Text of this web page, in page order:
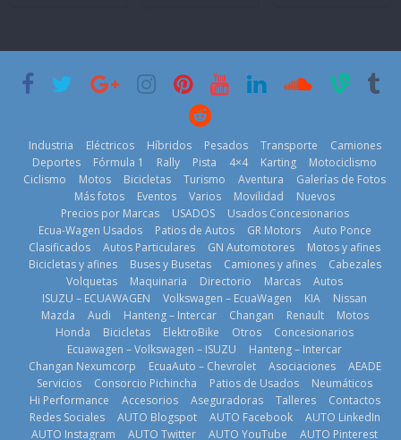
renovable
25 de julio de
Nuevo SUV
Honda ZR-V
Advanced
Hybrid para el
mercado local
23 de julio de
2026
Kia reúne a
jugadores de
fútbol de todo
el mundo en
‘Kia OMBC
Cup’
6 de mayo de
2026
3 de agosto de
La FEDAK
recibe 12
Sinotruk
Bolden para
cubrir las rutas
de La Vuelta
31 de julio de
2026
Industria Eléctricos Híbridos Pesados Transporte
Camiones
Deportes
Fórmula 1 Rally Pista 4×4 Karting
Motociclismo
Ciclismo
Motos Bicicletas Turismo Aventura
Galerías de Fotos
Más fotos
Eventos Varios Movilidad
Nuevos
Precios por Marcas
USADOS
Usados Concesionarios
Ecua-Wagen Usados
Patios de Autos GR Motors
Auto Ponce
Clasificados
Autos Particulares GN Automotores
Motos y afines
Bicicletas y afines
Buses y Busetas Camiones y afines
Cabezales
Volquetas
Maquinaria Directorio Marcas
Autos
ISUZU – ECUAWAGEN
Volkswagen – EcuaWagen KIA
Nissan
Mazda
Audi Hanteng – Intercar Changan Renault
Motos
Honda
Bicicletas ElektroBike Otros
Concesionarios
Ecuawagen – Volkswagen – ISUZU
Hanteng – Intercar
Changan Nexumcorp
EcuaAuto – Chevrolet Asociaciones
AEADE
Servicios
Consorcio Pichincha Patios de Usados
Neumáticos
Hi Performance
Accesorios Aseguradoras Talleres
Contactos
Redes Sociales
AUTO Blogspot AUTO Facebook
AUTO LinkedIn
AUTO Instagram
AUTO Twitter AUTO YouTube AUTO Pinterest